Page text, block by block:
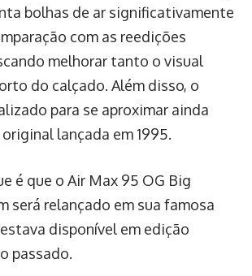
bolhas de ar significativamente
com as reedições
melhorar tanto o visual
do calçado. Além disso, o
para se aproximar ainda
lançada em 1995.
é que o Air Max 95 OG Big
será relançado em sua famosa
disponível em edição
passado.